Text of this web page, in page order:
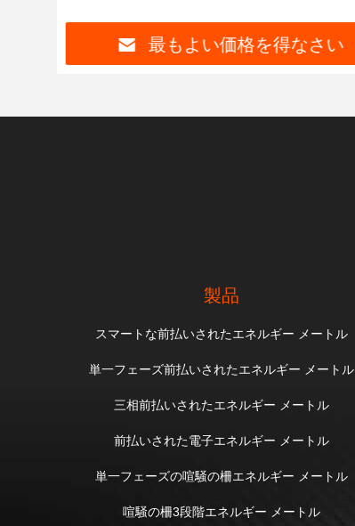
最もよい価格を得なさい
製品
スマートな前払いされたエネルギー メートル
単一フェーズ前払いされたエネルギー メートル
三相前払いされたエネルギー メートル
前払いされた電子エネルギー メートル
単一フェーズの喧騒の柵エネルギー メートル
喧騒の柵3段階エネルギー メートル